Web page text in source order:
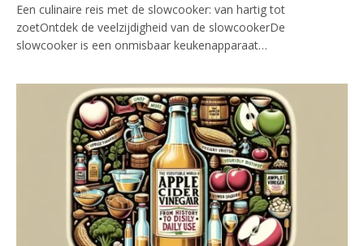
Een culinaire reis met de slowcooker: van hartig tot
zoetOntdek de veelzijdigheid van de slowcookerDe
slowcooker is een onmisbaar keukenapparaat…